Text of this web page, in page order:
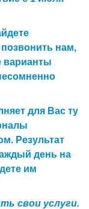
нам,
варианты
для Вас ту
Результат
день на
им
свои услуги.